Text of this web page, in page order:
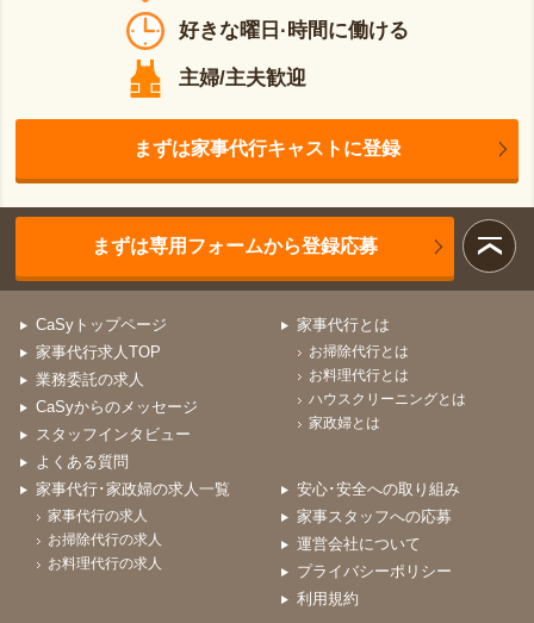
好きな曜日·時間に働ける
主婦/主夫歓迎
まずは家事代行キャストに登録
まずは専用フォームから登録応募
CaSyトップページ
家事代行求人TOP
業務委託の求人
CaSyからのメッセージ
スタッフインタビュー
よくある質問
家事代行とは
お掃除代行とは
お料理代行とは
ハウスクリーニングとは
家政婦とは
家事代行･家政婦の求人一覧
家事代行の求人
お掃除代行の求人
お料理代行の求人
安心･安全への取り組み
家事スタッフへの応募
運営会社について
プライバシーポリシー
利用規約